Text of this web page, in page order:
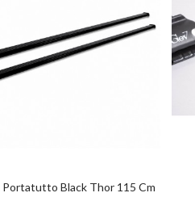
Portatutto Black Thor 115 Cm